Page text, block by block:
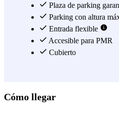
Plaza de parking
Parking con altura
Entrada flexible
Accesible para PMR
Cubierto
Cómo llegar